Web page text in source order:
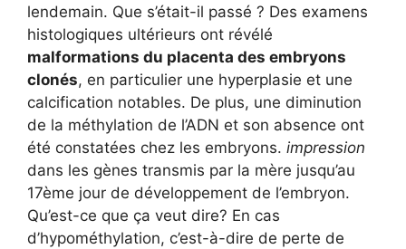
lendemain. Que s’était-il passé ? Des examens
histologiques ultérieurs ont révélé
malformations du placenta des embryons
clonés, en particulier une hyperplasie et une
calcification notables. De plus, une diminution
de la méthylation de l’ADN et son absence ont
été constatées chez les embryons. impression
dans les gènes transmis par la mère jusqu’au
17ème jour de développement de l’embryon.
Qu’est-ce que ça veut dire? En cas
d’hypométhylation, c’est-à-dire de perte de